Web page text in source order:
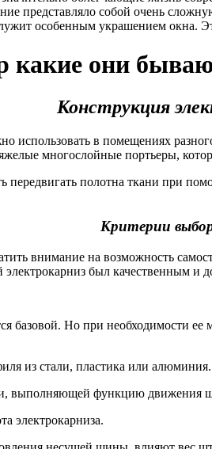
представляло собой очень
особенным украшением окна.
какие они
Конструкция
использовать в помещениях
многослойные портьеры,
передвигать полотна ткани при
Критерии
внимание на возможность
был качественным и
базовой. Но при
из стали, пластика или алюминия.
выполняющей функцию движения
электрокарниза.